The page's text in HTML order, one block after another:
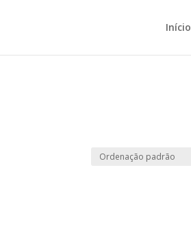
Início